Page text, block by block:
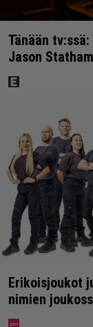
Tänään
Jason
Erikoisjoukot
nimien